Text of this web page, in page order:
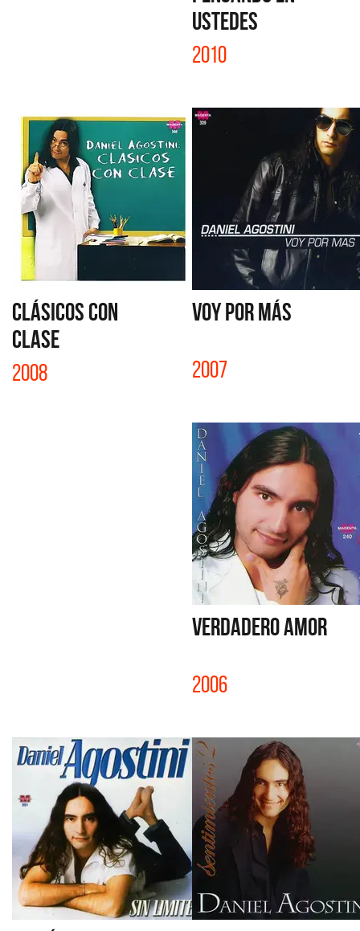
USTEDES
2010
CLÁSICOS CON
CLASE
2008
VOY POR MÁS
2007
VERDADERO AMOR
2006